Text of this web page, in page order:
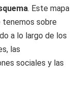
. Este mapa
tenemos sobre
a lo largo de los
las
sociales y las